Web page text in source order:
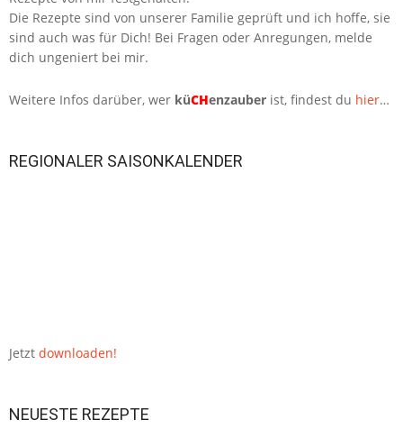
Die Rezepte sind von unserer Familie geprüft und ich hoffe, sie
sind auch was für Dich! Bei Fragen oder Anregungen, melde
dich ungeniert bei mir.
Weitere Infos darüber, wer küCHenzauber ist, findest du hier…
REGIONALER SAISONKALENDER
Jetzt downloaden!
NEUESTE REZEPTE